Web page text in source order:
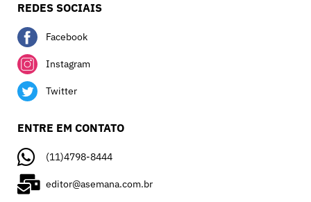
REDES SOCIAIS
Facebook
Instagram
Twitter
ENTRE EM CONTATO
(11)4798-8444
editor@asemana.com.br